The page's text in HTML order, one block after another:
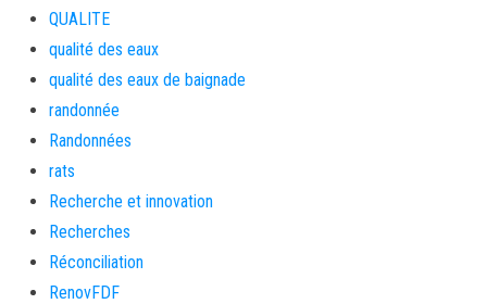
QUALITE
qualité des eaux
qualité des eaux de baignade
randonnée
Randonnées
rats
Recherche et innovation
Recherches
Réconciliation
RenovFDF